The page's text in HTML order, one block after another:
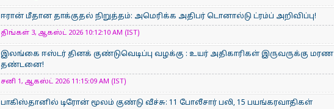
ஈரான் மீதான தாக்குதல் நிறுத்தம்: அமெரிக்க அதிபர் டொனால்டு ட்ரம்ப் அறிவிப்பு!
திங்கள் 3, ஆகஸ்ட் 2026 10:12:10 AM (IST)
இலங்கை ஈஸ்டர் தினக் குண்டுவெடிப்பு வழக்கு : உயர் அதிகாரிகள் இருவருக்கு மரண
தண்டனை!
சனி 1, ஆகஸ்ட் 2026 11:15:09 AM (IST)
பாகிஸ்தானில் டிரோன் மூலம் குண்டு வீச்சு: 11 போலீசார் பலி, 15 பயங்கரவாதிகள்